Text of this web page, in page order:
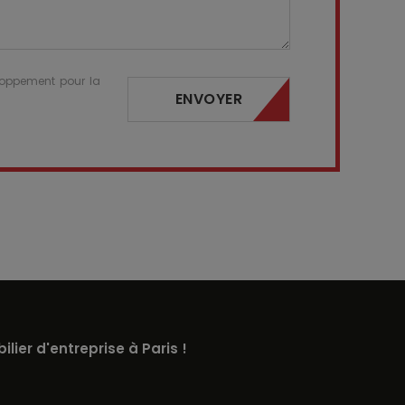
pour la
ENVOYER
d'entreprise à Paris !